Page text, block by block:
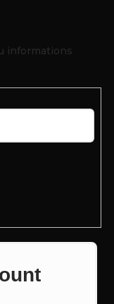
informations